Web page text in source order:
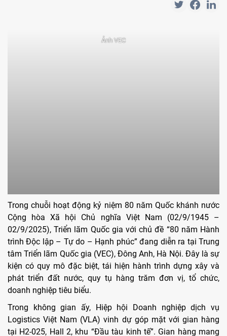
Ảnh VEC
Trong chuỗi hoạt động kỷ niệm 80 năm Quốc khánh nước
Cộng hòa Xã hội Chủ nghĩa Việt Nam (02/9/1945 –
02/9/2025), Triển lãm Quốc gia với chủ đề “80 năm Hành
trình Độc lập – Tự do – Hạnh phúc” đang diễn ra tại Trung
tâm Triển lãm Quốc gia (VEC), Đông Anh, Hà Nội. Đây là sự
kiện có quy mô đặc biệt, tái hiện hành trình dựng xây và
phát triển đất nước, quy tụ hàng trăm đơn vị, tổ chức,
doanh nghiệp tiêu biểu.
Trong không gian ấy, Hiệp hội Doanh nghiệp dịch vụ
Logistics Việt Nam (VLA) vinh dự góp mặt với gian hàng
tại H2-025, Hall 2, khu “Đầu tàu kinh tế”. Gian hàng mang